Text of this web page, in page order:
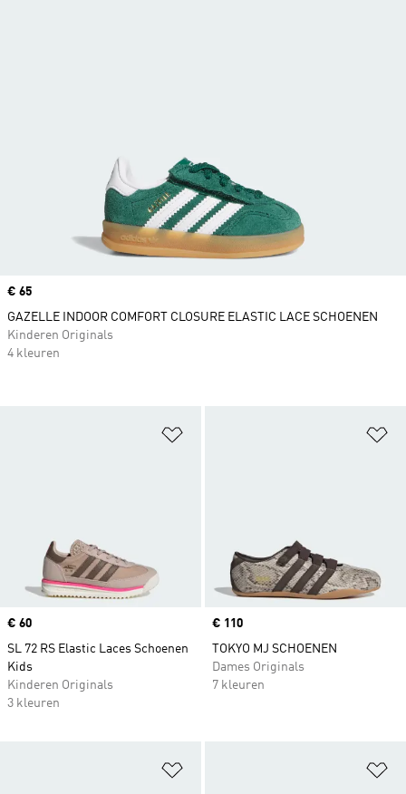
Price
€ 60
SL 72 RS Elastic Laces Schoenen
Kids
Kinderen Originals
3 kleuren
Price
€ 110
TOKYO MJ SCHOENEN
Dames Originals
7 kleuren
Price
€ 65
GAZELLE INDOOR COMFORT CLOSURE ELASTIC LACE SCHOENEN
Kinderen Originals
4 kleuren